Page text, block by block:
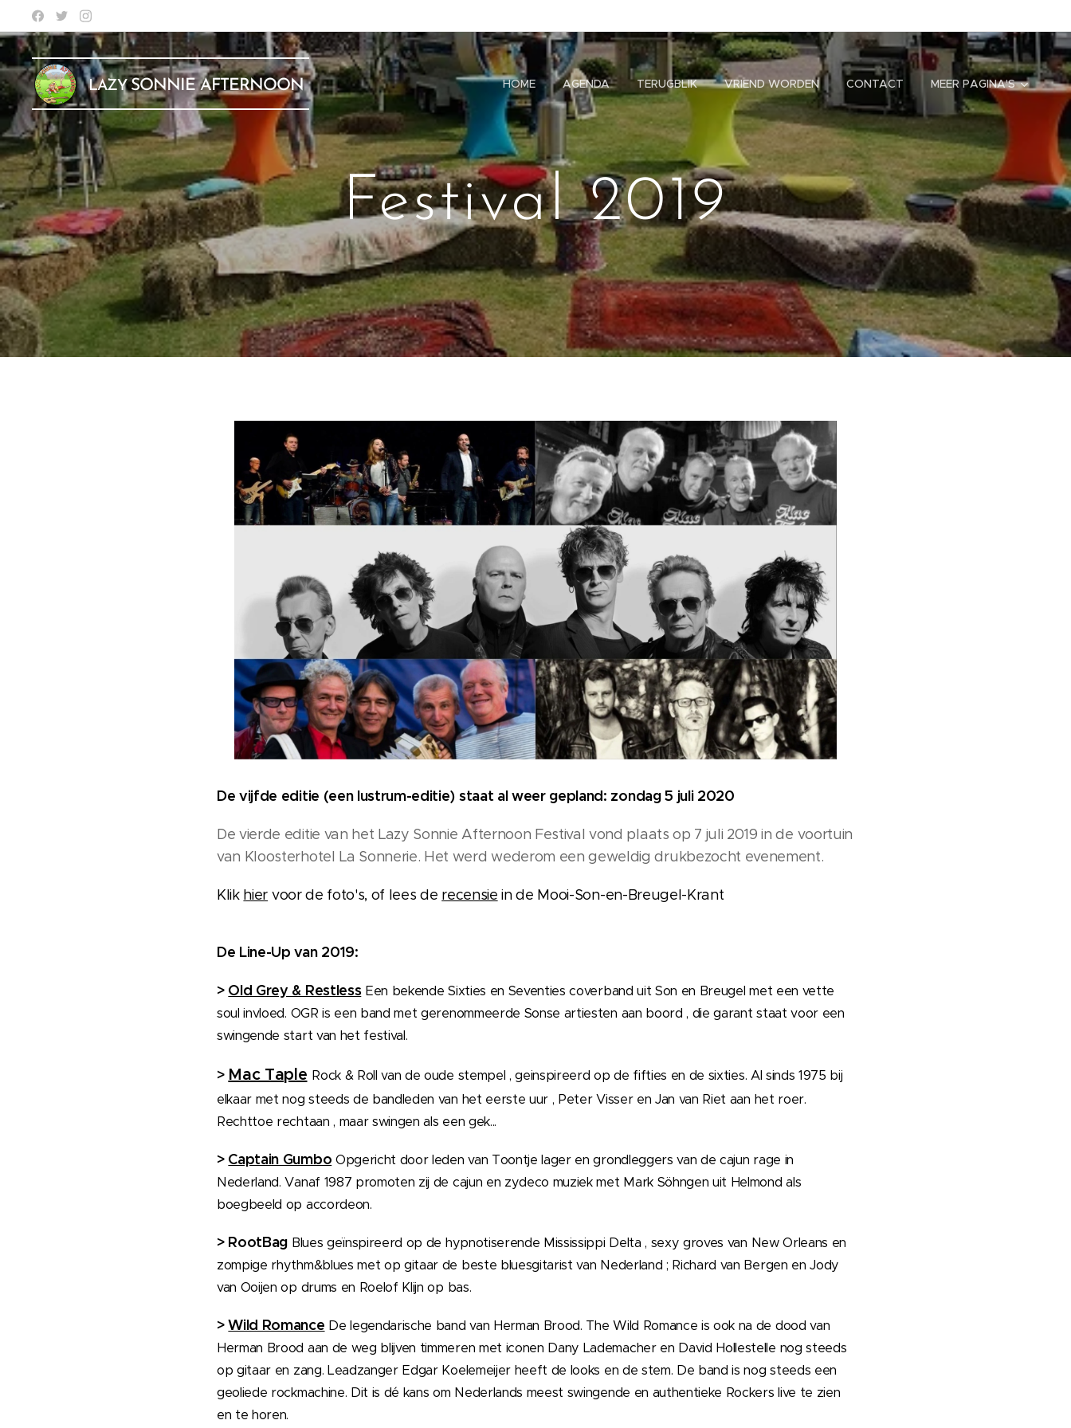
LAZYSONNIE AFTERNOON HOME AGENDA TERUGBLIK VRIEND WORDEN CONTACT MEER PAGINA'S
Festival 2019
De vijfde editie (een lustrum-editie) staat al weer gepland: zondag 5 juli 2020
De vierde editie van het Lazy Sonnie Afternoon Festival vond plaats op 7 juli 2019 in de voortuin
van Kloosterhotel La Sonnerie. Het werd wederom een geweldig drukbezocht evenement.
Klik hier voor de foto's, of lees de recensie in de Mooi-Son-en-Breugel-Krant
De Line-Up van 2019:
> Old Grey & Restless Een bekende Sixties en Seventies coverband uit Son en Breugel met een vette
soul invloed. OGR is een band met gerenommeerde Sonse artiesten aan boord , die garant staat voor een
swingende start van het festival.
> Mac Taple Rock & Roll van de oude stempel , geinspireerd op de fifties en de sixties. Al sinds 1975 bij
elkaar met nog steeds de bandleden van het eerste uur , Peter Visser en Jan van Riet aan het roer.
Rechttoe rechtaan , maar swingen als een gek...
> Captain Gumbo Opgericht door leden van Toontje lager en grondleggers van de cajun rage in
Nederland. Vanaf 1987 promoten zij de cajun en zydeco muziek met Mark Söhngen uit Helmond als
boegbeeld op accordeon.
> RootBag Blues geïnspireerd op de hypnotiserende Mississippi Delta , sexy groves van New Orleans en
zompige rhythm&blues met op gitaar de beste bluesgitarist van Nederland ; Richard van Bergen en Jody
van Ooijen op drums en Roelof Klijn op bas.
>Wild Romance De legendarische band van Herman Brood. The Wild Romance is ook na de dood van
Herman Brood aan de weg blijven timmeren met iconen Dany Lademacher en David Hollestelle nog steeds
op gitaar en zang. Leadzanger Edgar Koelemeijer heeft de looks en de stem. De band is nog steeds een
geoliede rockmachine. Dit is dé kans om Nederlands meest swingende en authentieke Rockers live te zien
en te horen.